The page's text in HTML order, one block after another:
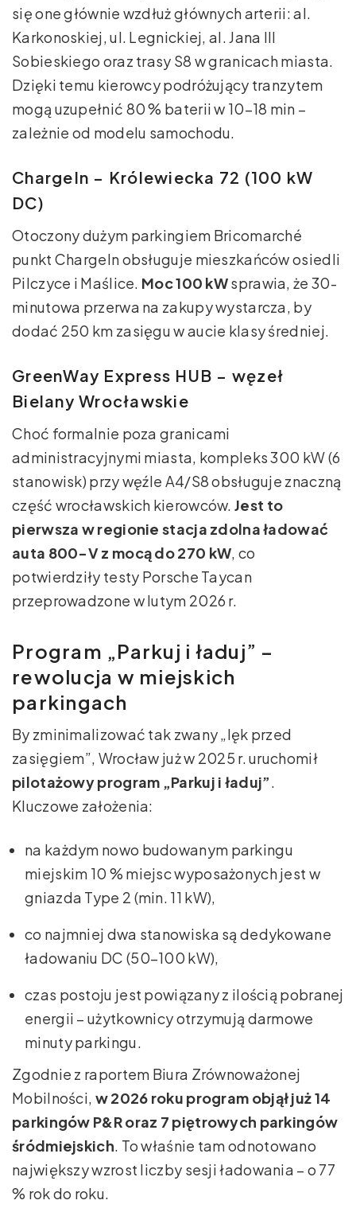
się one głównie wzdłuż głównych arterii: al.
Karkonoskiej, ul. Legnickiej, al. Jana III
Sobieskiego oraz trasy S8 w granicach miasta.
Dzięki temu kierowcy podróżujący tranzytem
mogą uzupełnić 80 % baterii w 10–18 min –
zależnie od modelu samochodu.
ChargeIn – Królewiecka 72 (100 kW
DC)
Otoczony dużym parkingiem Bricomarché
punkt ChargeIn obsługuje mieszkańców osiedli
Pilczyce i Maślice. Moc 100 kWsprawia, że 30-
minutowa przerwa na zakupy wystarcza, by
dodać 250 km zasięgu w aucie klasy średniej.
GreenWay Express HUB – węzeł
Bielany Wrocławskie
Choć formalnie poza granicami
administracyjnymi miasta, kompleks 300 kW (6
stanowisk) przy węźle A4/S8 obsługuje znaczną
część wrocławskich kierowców. Jest to
pierwsza w regionie stacja zdolna ładować
auta 800-V z mocą do 270 kW, co
potwierdziły testy Porsche Taycan
przeprowadzone w lutym 2026 r.
Program „Parkuj i ładuj” –
rewolucja w miejskich
parkingach
By zminimalizować tak zwany „lęk przed
zasięgiem”, Wrocław już w 2025 r. uruchomił
pilotażowy program „Parkuj i ładuj”.
Kluczowe założenia:
na każdym nowo budowanym parkingu
miejskim 10 % miejsc wyposażonych jest w
gniazda Type 2 (min. 11 kW),
co najmniej dwa stanowiska są dedykowane
ładowaniu DC (50–100 kW),
czas postoju jest powiązany z ilością pobranej
energii – użytkownicy otrzymują darmowe
minuty parkingu.
Zgodnie z raportem Biura Zrównoważonej
Mobilności, w 2026 roku program objął już 14
parkingów P&R oraz 7 piętrowych parkingów
śródmiejskich. To właśnie tam odnotowano
największy wzrost liczby sesji ładowania – o 77
% rok do roku.